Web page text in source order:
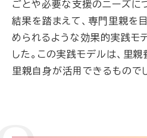
ごとや必要な支援のニーズに
結果を踏まえて、専門里親を
められるような効果的実践モ
した。この実践モデルは、里
里親自身が活用できるもので